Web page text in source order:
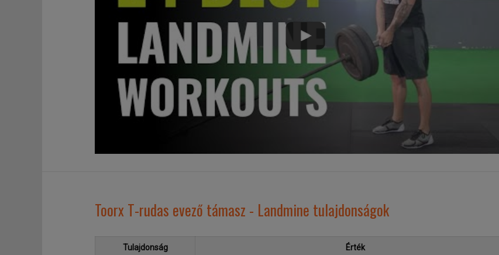
Toorx T-rudas evező támasz - Landmine tulajdonságok
Tulajdonság Érték